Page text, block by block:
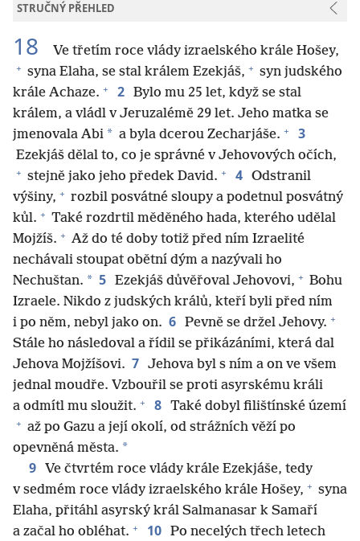
STRUČNÝ PŘEHLED
18 Ve třetím roce vlády izraelského krále Hošey,
+ syna Elaha, se stal králem Ezekjáš, + syn judského
krále Achaze. + 2 Bylo mu 25 let, když se stal
králem, a vládl v Jeruzalémě 29 let. Jeho matka se
jmenovala Abi * a byla dcerou Zecharjáše. + 3
Ezekjáš dělal to, co je správné v Jehovových očích,
+ stejně jako jeho předek David. + 4 Odstranil
výšiny, + rozbil posvátné sloupy a podetnul posvátný
kůl. + Také rozdrtil měděného hada, kterého udělal
Mojžíš. + Až do té doby totiž před ním Izraelité
nechávali stoupat obětní dým a nazývali ho
Nechuštan. * 5 Ezekjáš důvěřoval Jehovovi, + Bohu
Izraele. Nikdo z judských králů, kteří byli před ním
i po něm, nebyl jako on. 6 Pevně se držel Jehovy. +
Stále ho následoval a řídil se přikázáními, která dal
Jehova Mojžíšovi. 7 Jehova byl s ním a on ve všem
jednal moudře. Vzbouřil se proti asyrskému králi
a odmítl mu sloužit. + 8 Také dobyl filištínské území
+ až po Gazu a její okolí, od strážních věží po
opevněná města. *
9
Ve čtvrtém roce vlády krále Ezekjáše, tedy
v sedmém roce vlády izraelského krále Hošey, + syna
Elaha, přitáhl asyrský král Salmanasar k Samaří
a začal ho obléhat. + 10 Po necelých třech letech